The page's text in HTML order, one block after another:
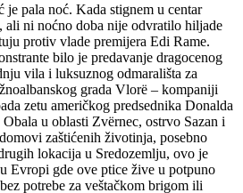
je pala noć. Kada stignem u centar
ali ni noćno doba nije odvratilo hiljade
protiv vlade premijera Edi Rame.
bilo je predavanje dragocenog
vila i luksuznog odmarališta za
grada Vlorë – kompaniji
zetu američkog predsednika Donalda
u oblasti Zvërnec, ostrvo Sazan i
zaštićenih životinja, posebno
lokacija u Sredozemlju, ovo je
Evropi gde ove ptice žive u potpuno
potrebe za veštačkom brigom ili